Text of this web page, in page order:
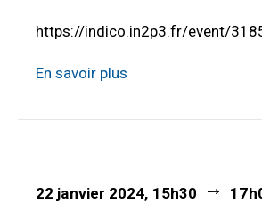
https://indico.in2p3.fr/event/
En savoir plus
22 janvier 2024, 15h30